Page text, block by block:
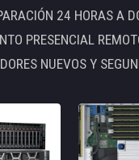
24 HORAS A
PRESENCIAL
NUEVOS Y